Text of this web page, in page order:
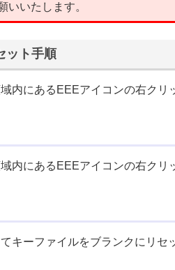
いいたします。
ット手順
内にあるEEEアイコンの右ク
内にあるEEEアイコンの右ク
てキーファイルをブランクにリ